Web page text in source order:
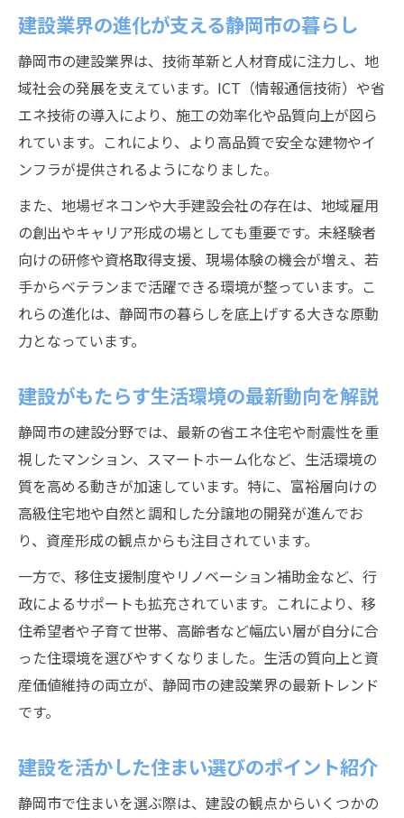
ス
建設による都市変革が提供する未来の可能
性
都市開発プロジェクトの最新動向と建設の
役割
建設業界が都市開発で果たす重要な役割紹
建設業界の進化が支える静岡市の暮らし
静岡市の建設業界は、技術革新と人材育成に注力し、地
域社会の発展を支えています。ICT（情報通信技術）や省
エネ技術の導入により、施工の効率化や品質向上が図ら
れています。これにより、より高品質で安全な建物やイ
ンフラが提供されるようになりました。
また、地場ゼネコンや大手建設会社の存在は、地域雇用
の創出やキャリア形成の場としても重要です。未経験者
向けの研修や資格取得支援、現場体験の機会が増え、若
手からベテランまで活躍できる環境が整っています。こ
れらの進化は、静岡市の暮らしを底上げする大きな原動
力となっています。
建設がもたらす生活環境の最新動向を解説
静岡市の建設分野では、最新の省エネ住宅や耐震性を重
視したマンション、スマートホーム化など、生活環境の
質を高める動きが加速しています。特に、富裕層向けの
高級住宅地や自然と調和した分譲地の開発が進んでお
り、資産形成の観点からも注目されています。
一方で、移住支援制度やリノベーション補助金など、行
政によるサポートも拡充されています。これにより、移
住希望者や子育て世帯、高齢者など幅広い層が自分に合
った住環境を選びやすくなりました。生活の質向上と資
産価値維持の両立が、静岡市の建設業界の最新トレンド
です。
建設を活かした住まい選びのポイント紹介
静岡市で住まいを選ぶ際は、建設の観点からいくつかの